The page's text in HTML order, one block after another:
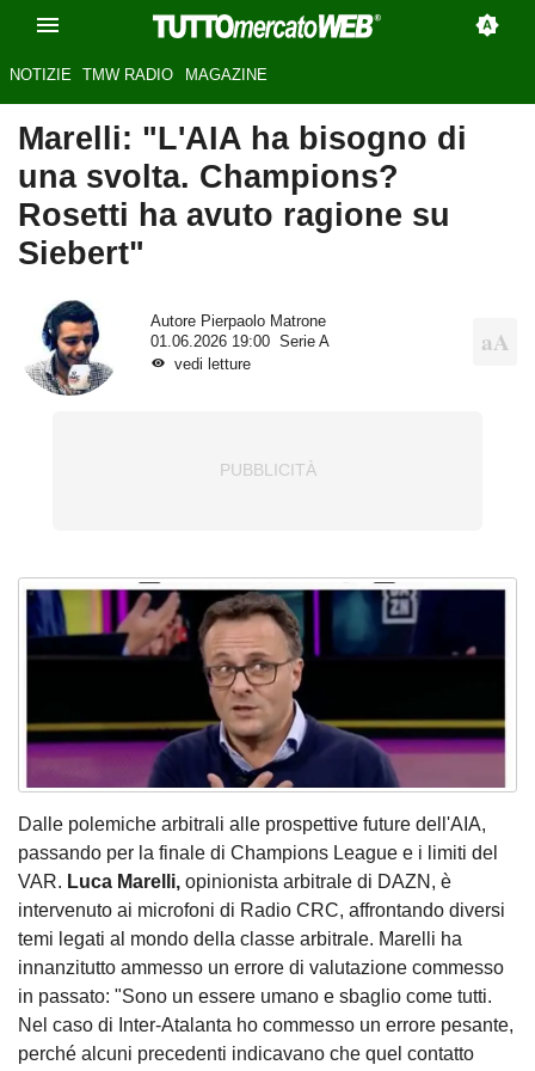
NOTIZIE TMW RADIO MAGAZINE
Marelli: "L'AIA ha bisogno di
una svolta. Champions?
Rosetti ha avuto ragione su
Siebert"
Autore Pierpaolo Matrone
01.06.2026 19:00
Serie A
vedi letture
Dalle polemiche arbitrali alle prospettive future dell'AIA,
passando per la finale di Champions League e i limiti del
VAR. Luca Marelli, opinionista arbitrale di DAZN, è
intervenuto ai microfoni di Radio CRC, affrontando diversi
temi legati al mondo della classe arbitrale. Marelli ha
innanzitutto ammesso un errore di valutazione commesso
in passato: "Sono un essere umano e sbaglio come tutti.
Nel caso di Inter-Atalanta ho commesso un errore pesante,
perché alcuni precedenti indicavano che quel contatto